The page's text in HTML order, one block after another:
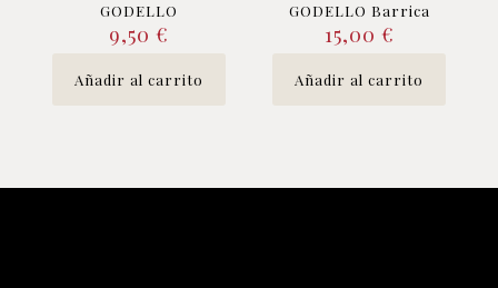
GODELLO
9,50 €
Añadir al carrito
GODELLO Barrica
15,00 €
Añadir al carrito